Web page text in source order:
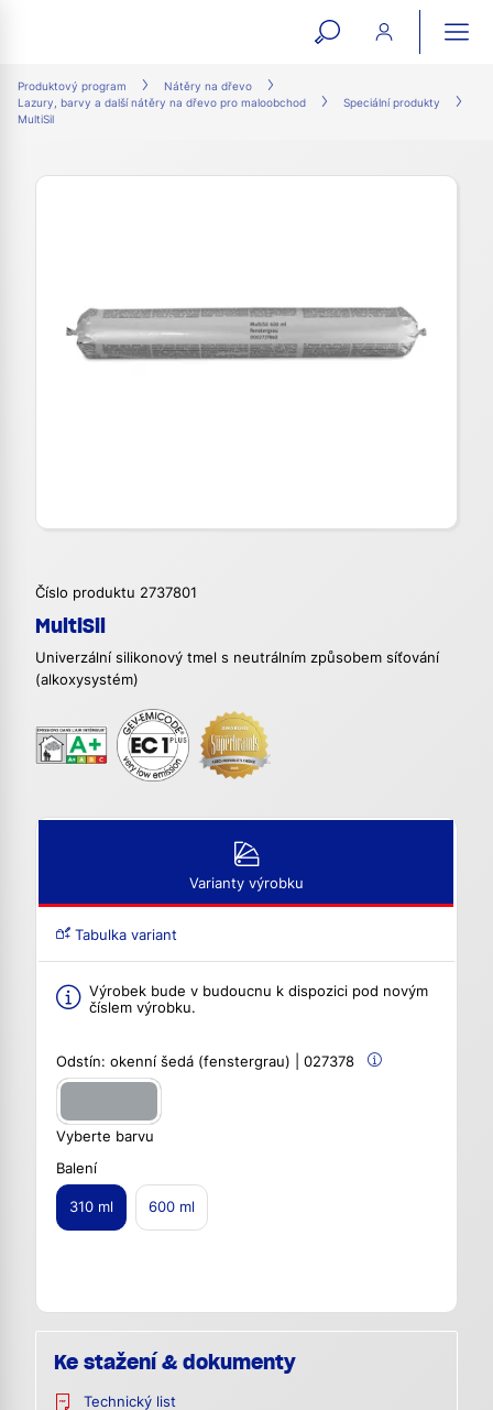
open
form
Produktový program
Nátěry na dřevo
Lazury, barvy a další nátěry na dřevo pro maloobchod
Speciální produkty
MultiSil
Číslo produktu 2737801
MultiSil
Univerzální silikonový tmel s neutrálním způsobem síťování
(alkoxysystém)
Varianty výrobku
Tabulka variant
Výrobek bude v budoucnu k dispozici pod novým
číslem výrobku.
Odstín: okenní šedá (fenstergrau) | 027378
Vyberte barvu
Balení
310 ml 600 ml
Ke stažení & dokumenty
Technický list